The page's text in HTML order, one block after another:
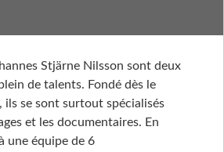
Stjärne Nilsson sont deux
de talents. Fondé dès le
ils se sont surtout spécialisés
et les documentaires. En
une équipe de 6